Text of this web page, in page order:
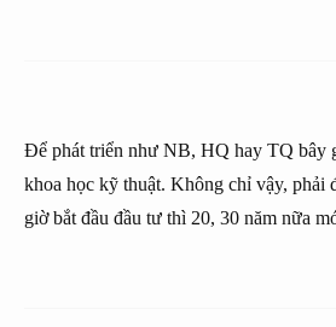
Để phát triển như NB, HQ hay TQ bây
khoa học kỹ thuật. Không chỉ vậy, phải
giờ bắt đầu đầu tư thì 20, 30 năm nữa